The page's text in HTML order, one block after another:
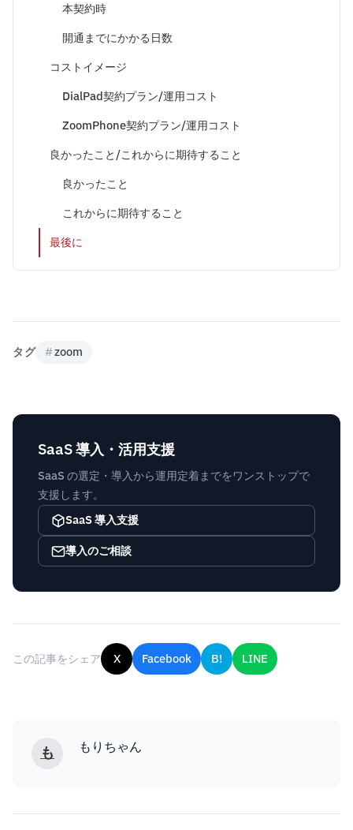
本契約時
開通までにかかる日数
コストイメージ
DialPad契約プラン/運用コスト
ZoomPhone契約プラン/運用コスト
良かったこと/これからに期待すること
良かったこと
これからに期待すること
最後に
タグ #zoom
SaaS 導入・活用支援
SaaS の選定・導入から運用定着までをワンストップで
支援します。
SaaS 導入支援
導入のご相談
この記事をシェア X Facebook B! LINE
も もりちゃん